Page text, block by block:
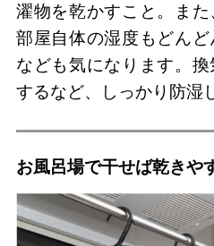
濯物を乾かすこと。ま
部屋自体の湿度もどん
なども気になります。
するなど、しっかり防湿
お風呂場で干せば乾きや